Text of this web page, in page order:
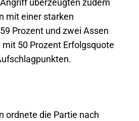
überzeugten zudem
mit einer starken
Prozent und zwei Assen
50 Prozent Erfolgsquote
ordnete die Partie nach